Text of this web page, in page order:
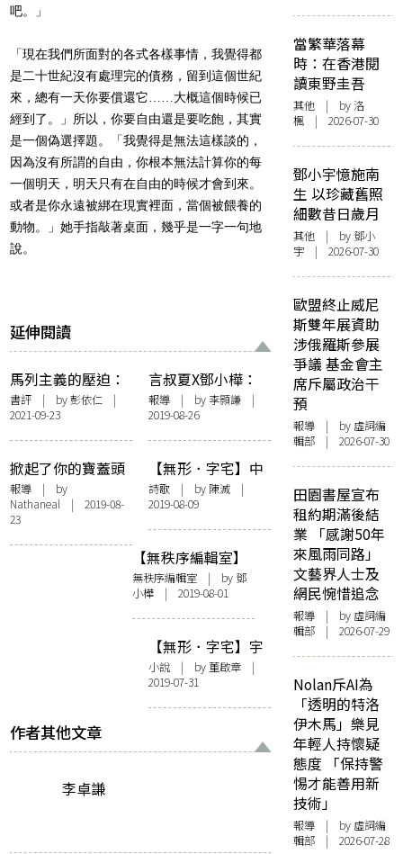
吧。」
「現在我們所面對的各式各樣事情，我覺得都
是二十世紀沒有處理完的債務，留到這個世紀
來，總有一天你要償還它……大概這個時候已
經到了。」所以，你要自由還是要吃飽，其實
是一個偽選擇題。「我覺得是無法這樣談的，
因為沒有所謂的自由，你根本無法計算你的每
一個明天，明天只有在自由的時候才會到來。
或者是你永遠被綁在現實裡面，當個被餵養的
動物。」她手指敲著桌面，幾乎是一字一句地
說。
延伸閱讀
馬列主義的壓迫：
評《壓迫與自由》
書評 | by彭依仁 |
2021-09-23
言叔夏X鄧小樺：
「孤獨 —— 空間／
性格」講座紀錄
報導| by 李顥謙|
2019-08-26
掀起了你的寶蓋頭
來︰「自宅字築」
文學 X 視藝對話展
報導 | by
Nathaneal | 2019-08-
23
【無形．字宅】中
老年大廈
詩歌| by 陳滅|
2019-08-09
【無秩序編輯室】
前置詞︰字宅的遠
颺
無秩序編輯室 | by鄧
小樺 | 2019-08-01
【無形．字宅】宇
小說| by 董啟章 |
2019-07-31
作者其他文章
李卓謙
當繁華落幕
時：在香港閱
讀東野圭吾
其他 | by洛
楓 | 2026-07-30
鄧小宇憶施南
生 以珍藏舊照
細數昔日歲月
其他 | by 鄧小
宇 | 2026-07-30
歐盟終止威尼
斯雙年展資助
涉俄羅斯參展
爭議 基金會主
席斥屬政治干
預
報導 | by 虛詞編
輯部 | 2026-07-30
田園書屋宣布
租約期滿後結
業 「感謝50年
來風雨同路」
文藝界人士及
網民惋惜追念
報導 | by 虛詞編
輯部 | 2026-07-29
Nolan斥AI為
「透明的特洛
伊木馬」樂見
年輕人持懷疑
態度 「保持警
惕才能善用新
技術」
報導 | by 虛詞編
輯部 | 2026-07-28